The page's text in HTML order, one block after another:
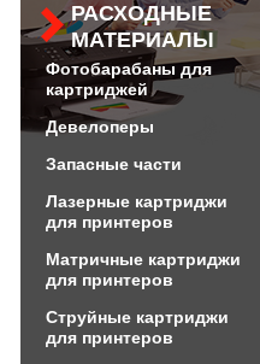
РАСХОДНЫЕ
МАТЕРИАЛЫ
Фотобарабаны для
картриджей
Девелоперы
Запасные части
Лазерные картриджи
для принтеров
Матричные картриджи
для принтеров
Струйные картриджи
для принтеров